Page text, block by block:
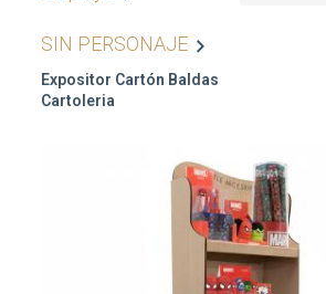
SIN PERSONAJE
Expositor Cartón Baldas
Cartoleria